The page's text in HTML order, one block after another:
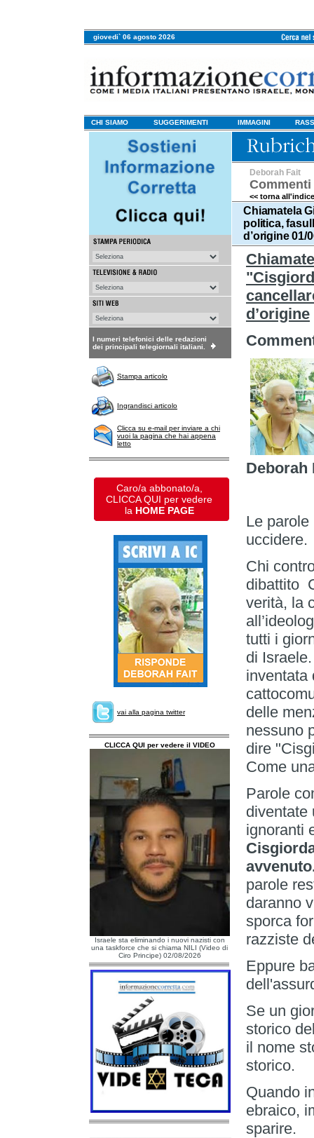
giovedi` 06 agosto 2026
CHI SIAMO SUGGERIMENTI IMMAGINI
I numeri telefonici delle redazioni
dei principali telegiornali italiani.
Stampa articolo
Ingrandisci articolo
Clicca su e-mail per inviare a chi
vuoi la pagina che hai appena
letto
Caro/a abbonato/a,
CLICCA QUI per vedere
la HOME PAGE
vai alla pagina twitter
CLICCA QUI per vedere il VIDEO
Israele sta eliminando i nuovi nazisti con
una taskforce che si chiama NILI (Video di
Ciro Principe) 02/08/2026
Deborah Fait
<< torna
Chiamatela
politica,
d’origine 01/
d’origine
Deborah
Le
uccidere.
Chi
dibattito
verità, la
tutti i
di
inventata
delle
nessuno
dire
Come
Parole
diventate
ignoranti
parole
daranno
sporca
razziste
Eppure
Se un
storico
il nome
storico.
Quando
ebraico,
sparire.